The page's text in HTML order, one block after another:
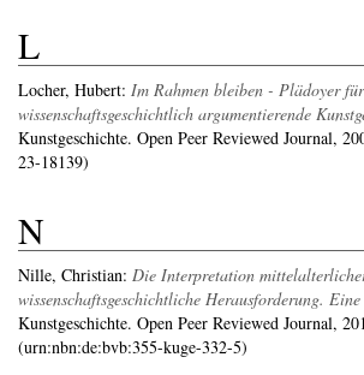
L
Locher, Hubert: Im Rahmen bleiben - Plädoyer
wissenschaftsgeschichtlich argumentierende
Kunstgeschichte. Open Peer Reviewed Journal,
23-18139)
N
Nille, Christian: Die Interpretation
wissenschaftsgeschichtliche Herausforderung. Eine
Kunstgeschichte. Open Peer Reviewed Journal,
(urn:nbn:de:bvb:355-kuge-332-5)